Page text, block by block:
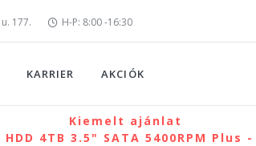
177. H-P: 8:00 -16:30
KARRIER AKCIÓK
Kiemelt ajánlat
HDD 4TB 3.5" SATA 5400RPM Plus